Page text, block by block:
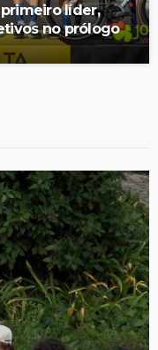
líder,
no prólogo